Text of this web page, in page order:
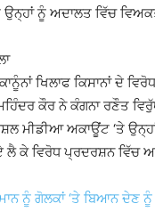
ਨੂੰ ਅਦਾਲਤ ਵਿੱਚ
ਖਿਲਾਫ ਕਿਸਾਨਾਂ ਦੇ
ਕੌਰ ਨੇ ਕੰਗਨਾ ਰਣੌਤ
ਮੀਡੀਆ ਅਕਾਊਂਟ ‘ਤੇ
ਲੈ ਕੇ ਵਿਰੋਧ ਪ੍ਰਦਰਸ਼ਨ ਵਿੱਚ
ਨੂੰ ਗੋਲਕਾਂ ‘ਤੇ ਬਿਆਨ ਦੇਣ